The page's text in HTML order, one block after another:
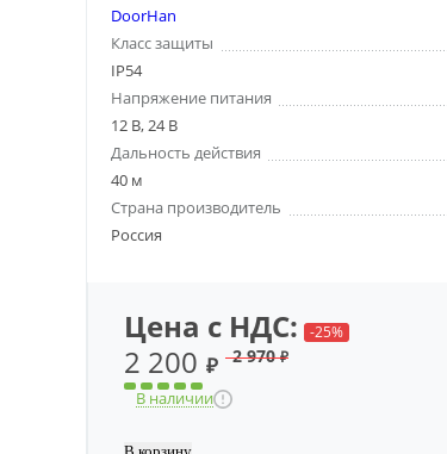
DoorHan
Класс защиты
IP54
Напряжение питания
12 В, 24 В
Дальность действия
40 м
Страна производитель
Россия
Цена с НДС: -25%
2 200₽ 2 970₽
В наличии